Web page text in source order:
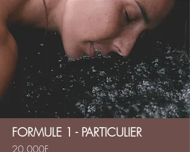
FORMULE 1 - PARTICULIER
20.000F